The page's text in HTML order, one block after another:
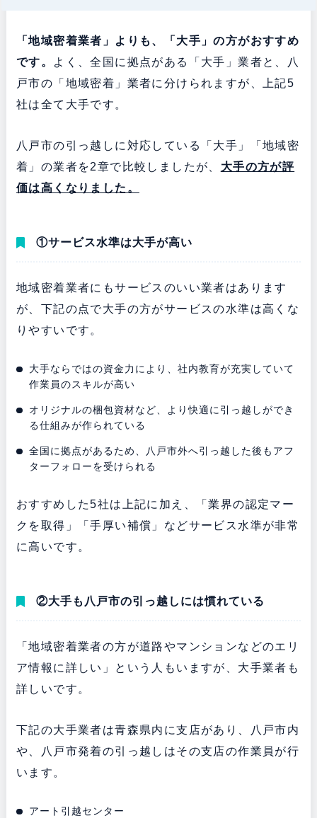
「地域密着業者」よりも、「大手」の方がおすすめ
です。
よく、全国に拠点がある「大手」業者と、八
戸市の「地域密着」業者に分けられますが、上記5
社は全て大手です。
八戸市の引っ越しに対応している「大手」「地域密
着」の業者を2章で比較しましたが、 大手の方が評
価は高くなりました。
①サービス水準は大手が高い
地域密着業者にもサービスのいい業者はあります
が、下記の点で大手の方がサービスの水準は高くな
りやすいです。
大手ならではの資金力により、社内教育が充実していて
作業員のスキルが高い
オリジナルの梱包資材など、より快適に引っ越しができ
る仕組みが作られている
全国に拠点があるため、八戸市外へ引っ越した後もアフ
ターフォローを受けられる
おすすめした5社は上記に加え、「業界の認定マー
クを取得」「手厚い補償」などサービス水準が非常
に高いです。
②大手も八戸市の引っ越しには慣れている
「地域密着業者の方が道路やマンションなどのエリ
ア情報に詳しい」という人もいますが、大手業者も
詳しいです。
下記の大手業者は青森県内に支店があり、八戸市内
や、八戸市発着の引っ越しはその支店の作業員が行
います。
アート引越センター